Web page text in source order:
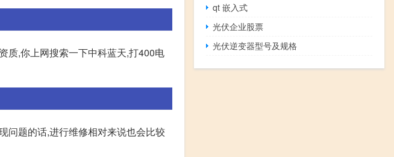
质,你上网搜索一下中科蓝天,打400电
问题的话,进行维修相对来说也会比较
qt 嵌入式
光伏企业股票
光伏逆变器型号及规格